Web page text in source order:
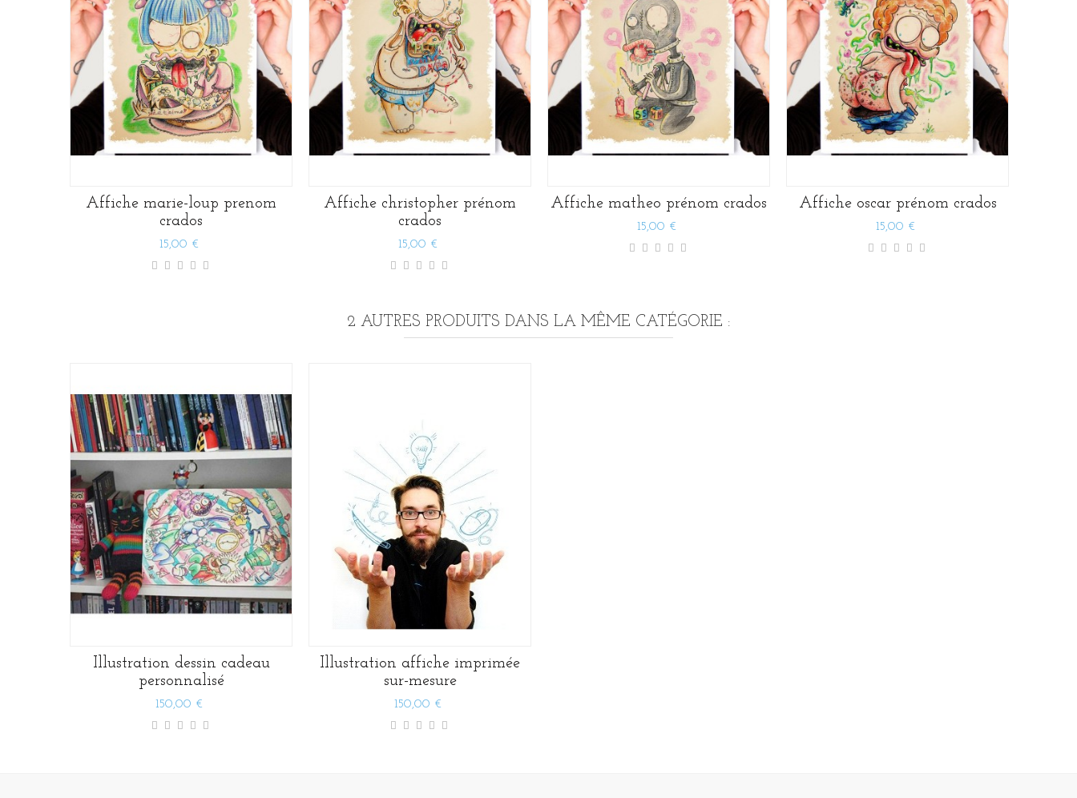
Affiche marie-loup prenom
crados
15,00 €
Affiche christopher prénom
crados
15,00 €
Affiche matheo prénom crados
15,00 €
Affiche oscar prénom crados
15,00 €
2 AUTRES PRODUITS DANS LA MÊME CATÉGORIE :
Illustration dessin cadeau
personnalisé
150,00 €
Illustration affiche imprimée
sur-mesure
150,00 €